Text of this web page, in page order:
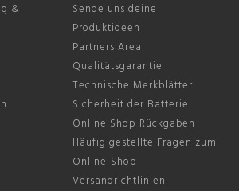
&
Sende uns deine
Produktideen
Partners Area
Qualitätsgarantie
Technische Merkblätter
Sicherheit der Batterie
Online Shop Rückgaben
Häufig gestellte Fragen zum
Online-Shop
Versandrichtlinien